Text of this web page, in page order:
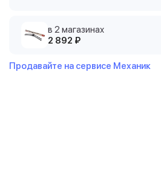
в 2 магазинах
2 892 ₽
Продавайте на сервисе Механик